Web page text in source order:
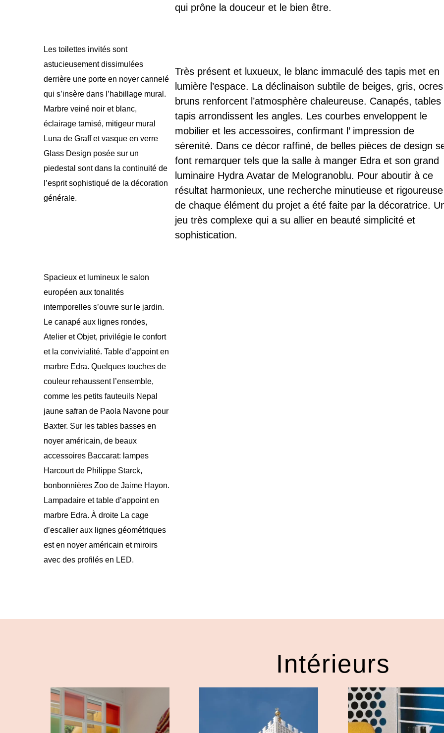
qui prône la douceur et le bien être.
Les toilettes invités sont
astucieusement dissimulées
derrière une porte en noyer cannelé
qui s’insère dans l’habillage mural.
Marbre veiné noir et blanc,
éclairage tamisé, mitigeur mural
Luna de Graff et vasque en verre
Glass Design posée sur un
piedestal sont dans la continuité de
l’esprit sophistiqué de la décoration
générale.
Très présent et luxueux, le blanc immaculé des tapis met en
lumière l’espace. La déclinaison subtile de beiges, gris,
bruns renforcent l’atmosphère chaleureuse. Canapés, tables
tapis arrondissent les angles. Les courbes enveloppent le
mobilier et les accessoires, confirmant l’ impression de
sérenité. Dans ce décor raffiné, de belles pièces de design
font remarquer tels que la salle à manger Edra et son grand
luminaire Hydra Avatar de Melogranoblu. Pour aboutir à ce
résultat harmonieux, une recherche minutieuse et rigoureuse
de chaque élément du projet a été faite par la décoratrice.
jeu très complexe qui a su allier en beauté simplicité et
sophistication.
Spacieux et lumineux le salon
européen aux tonalités
intemporelles s’ouvre sur le jardin.
Le canapé aux lignes rondes,
Atelier et Objet, privilégie le confort
et la convivialité. Table d’appoint en
marbre Edra. Quelques touches de
couleur rehaussent l’ensemble,
comme les petits fauteuils Nepal
jaune safran de Paola Navone pour
Baxter. Sur les tables basses en
noyer américain, de beaux
accessoires Baccarat: lampes
Harcourt de Philippe Starck,
bonbonnières Zoo de Jaime Hayon.
Lampadaire et table d’appoint en
marbre Edra. À droite La cage
d’escalier aux lignes géométriques
est en noyer américain et miroirs
avec des profilés en LED.
Intérieurs